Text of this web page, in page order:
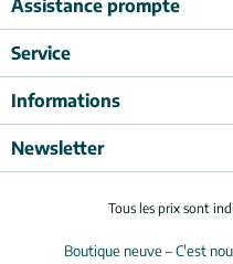
Assistance prompte
Service
Informations
Newsletter
Tous les prix sont
Boutique neuve – C'est